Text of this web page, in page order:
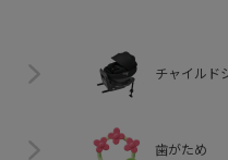
チャイルド
歯がため